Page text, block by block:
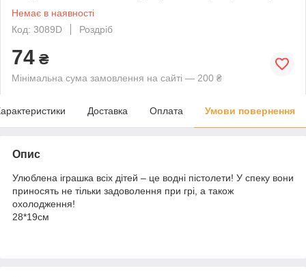
Немає в наявності
Код: 3089D
Роздріб
74 ₴
Мінімальна сума замовлення на сайті — 200 ₴
Доставка Оплата Умови повернення
Опис
Улюблена іграшка всіх дітей – це водні пістолети! У спеку вони
приносять не тільки задоволення при грі, а також
охолодження!
28*19см